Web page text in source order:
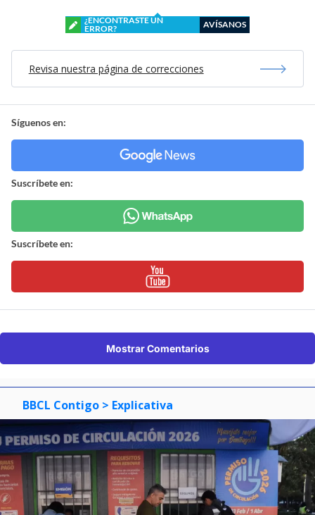
¿ENCONTRASTE UN
ERROR?
AVÍSANOS
Revisa nuestra página de correcciones
Síguenos en:
Suscríbete en:
Suscríbete en:
Mostrar Comentarios
BBCL Contigo > Explicativa